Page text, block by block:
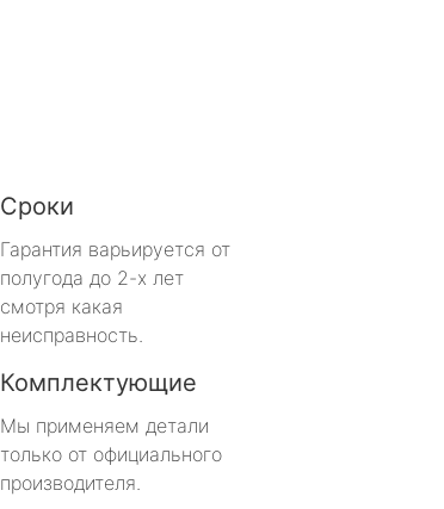
Сроки
Гарантия варьируется от
полугода до 2-х лет
смотря какая
неисправность.
Комплектующие
Мы применяем детали
только от официального
производителя.